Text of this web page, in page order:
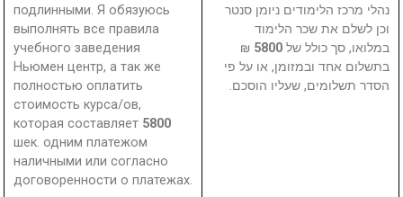
подлинными. Я обязуюсь
выполнять все правила
учебного заведения
Ньюмен центр, а так же
полностью оплатить
стоимость курса/ов,
которая составляет 5800
шек. одним платежом
наличными или согласно
договоренности о платежах.
נהלי מרכז הלימודים ניומן סנטר
וכן לשלם את שכר הלימוד
במלואו, סך כולל של 5800
₪
בתשלום אחד ובמזומן, או על פי
הסדר תשלומים, שעליו הוסכם.